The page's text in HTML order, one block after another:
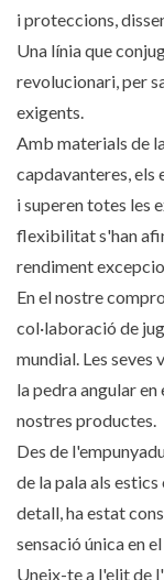
i proteccions,
Una línia que
revolucionari, per
exigents.
Amb materials de
capdavanteres,
i superen totes les
flexibilitat s'han
rendiment
En el nostre
col·laboració de
mundial. Les seves
la pedra angular
nostres productes.
Des de
de la pala als
detall, ha estat
sensació única en
Uneix-te a l'elit de